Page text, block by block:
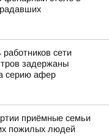
сети
задержаны
серию афер
приёмные семьи
пожилых людей